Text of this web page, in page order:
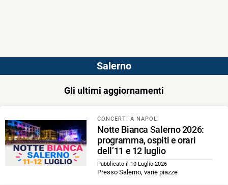
Salerno
Gli ultimi aggiornamenti
CONCERTI A NAPOLI
Notte Bianca Salerno 2026:
programma, ospiti e orari
dell’11 e 12 luglio
Pubblicato il 10 Luglio 2026
Presso Salerno, varie piazze